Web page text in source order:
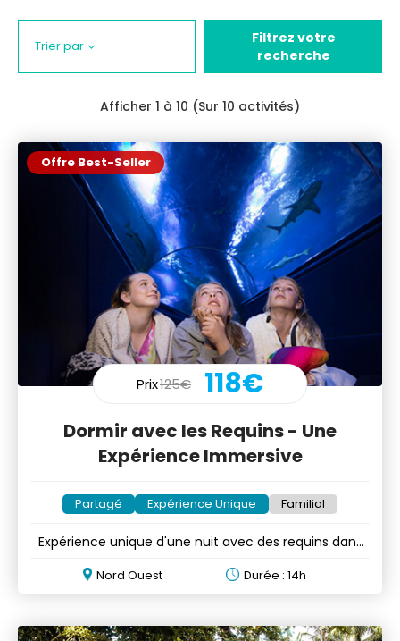
Trier par
Filtrez votre
recherche
Afficher 1 à 10 (Sur 10 activités)
Offre Best-Seller
Prix125€ 118€
Dormir avec les Requins - Une
Expérience Immersive
Partagé Expérience Unique Familial
Expérience unique d'une nuit avec des requins dans
Nord Ouest Durée : 14h